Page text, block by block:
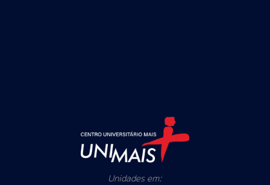
Unidades em: